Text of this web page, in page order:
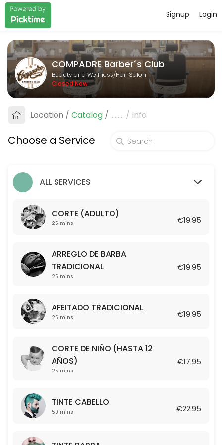
About COMPADRE Barber&#xb4;s
COMPADRE Barber&#xb4;s Club is a professional Hair Salon
Services Offered
AFEITADO TRADICIONAL
25 min · EUR19.95
25 min · EUR19.95
CORTE DE NI&Ntilde;O (HASTA 12
25 min · EUR17.95
25 min · EUR19.95
TINTE BARBA
50 min · EUR21.95
TINTE CABELLO
COMBO: CORTE + AFEITADO
50 min · EUR39.95
Login
Signup
COMPADRE Barber´s Club
Beauty and Wellness/Hair Salon
Closed Now
Location / Catalog / ......... / Info
Choose a Service
ALL SERVICES
CORTE (ADULTO)
25 mins €19.95
ARREGLO DE BARBA
TRADICIONAL
25 mins
€19.95
AFEITADO TRADICIONAL
25 mins €19.95
CORTE DE NIÑO (HASTA 12
AÑOS)
25 mins
€17.95
TINTE CABELLO
50 mins €22.95